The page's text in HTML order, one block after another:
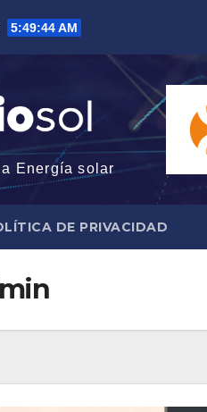
5:49:46 AM
Energía solar
DE PRIVACIDAD